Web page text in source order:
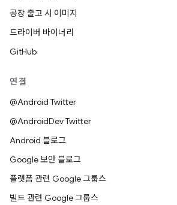
공장 출고 시 이미지
드라이버 바이너리
GitHub
연결
@Android Twitter
@AndroidDev Twitter
Android 블로그
Google 보안 블로그
플랫폼 관련 Google 그룹스
빌드 관련 Google 그룹스